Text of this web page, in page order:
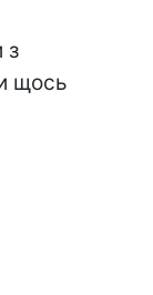
з
щось